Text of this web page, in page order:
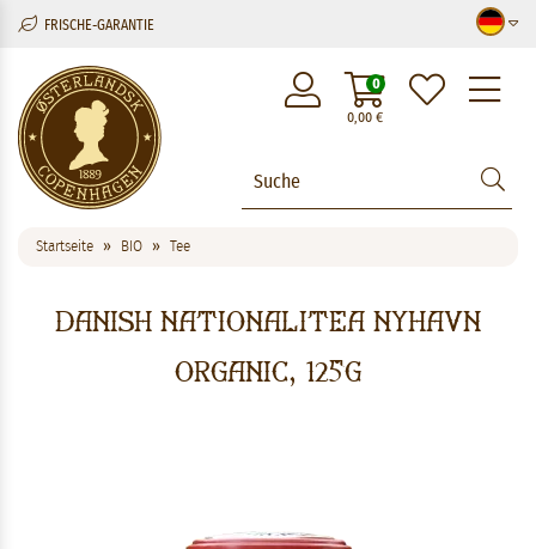
FRISCHE-GARANTIE
0,00€
0
Startseite BIO Tee
Danish Nationalitea Nyhavn
Organic, 125g